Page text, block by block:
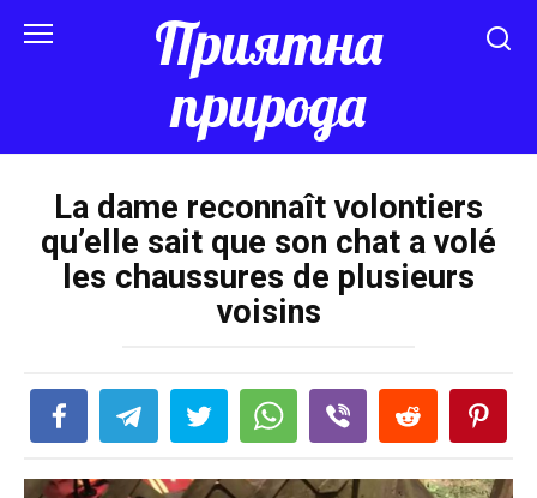
Приятна
природа
La dame reconnaît volontiers
qu’elle sait que son chat a volé
les chaussures de plusieurs
voisins